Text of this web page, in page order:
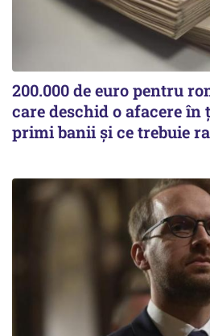
200.000 de euro pentru
care deschid o afacere în
primi banii și ce trebuie